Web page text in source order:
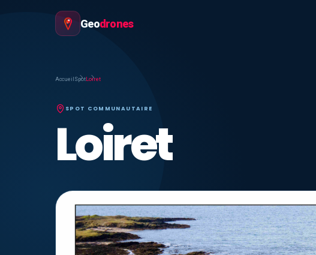
Geodrones
Accueil SpotLoiret
SPOT COMMUNAUTAIRE
Loiret